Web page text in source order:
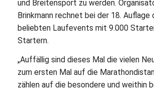
und Breitensport zu werden.
Brinkmann rechnet bei der 18. Auflage
beliebten Laufevents mit 9.000
Startern.
„Auffällig sind dieses Mal die vielen
zum ersten Mal auf die
zählen auf die besondere und weithin